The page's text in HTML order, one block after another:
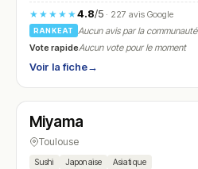
★★★★★4.8/5· 227 avis Google
RANKEAT
Aucun avis par la communauté
Vote rapideAucun vote pour le moment
Voir la fiche→
N° 18
Miyama
Toulouse
Sushi Japonaise Asiatique